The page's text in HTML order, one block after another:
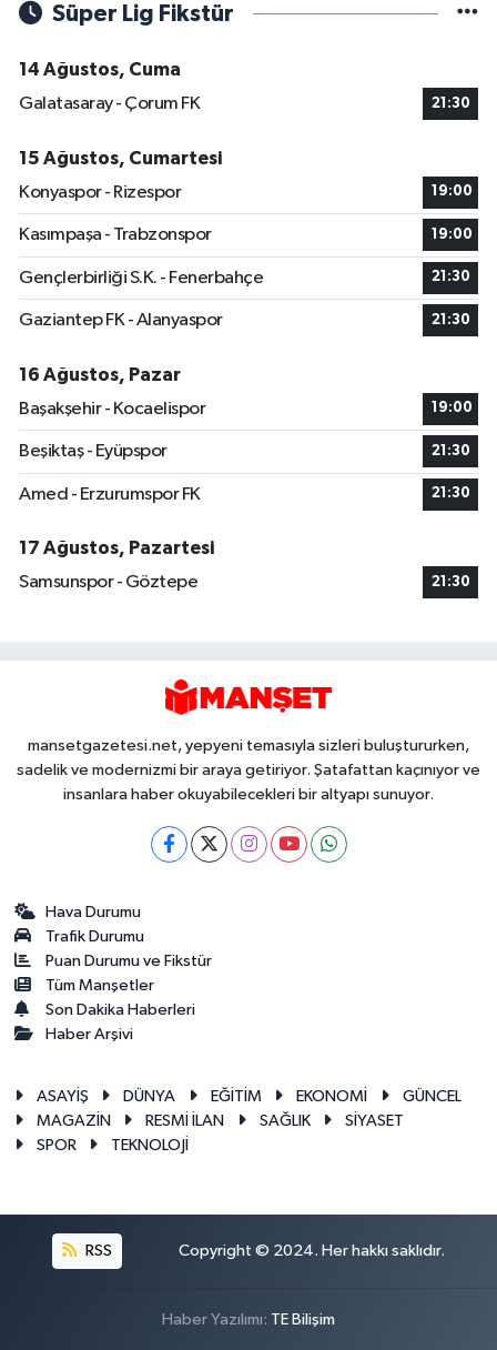
Süper Lig Fikstür
14 Ağustos, Cuma
Galatasaray - Çorum FK
21:30
15 Ağustos, Cumartesi
Konyaspor - Rizespor
19:00
Kasımpaşa - Trabzonspor 19:00
Gençlerbirliği S.K. - Fenerbahçe 21:30
Gaziantep FK - Alanyaspor 21:30
16 Ağustos, Pazar
Başakşehir - Kocaelispor
19:00
Beşiktaş - Eyüpspor 21:30
Amed - Erzurumspor FK 21:30
17 Ağustos, Pazartesi
Samsunspor - Göztepe
21:30
mansetgazetesi.net, yepyeni temasıyla sizleri buluştururken,
sadelik ve modernizmi bir araya getiriyor. Şatafattan kaçınıyor ve
insanlara haber okuyabilecekleri bir altyapı sunuyor.
Hava Durumu
Trafik Durumu
Puan Durumu ve Fikstür
Tüm Manşetler
Son Dakika Haberleri
Haber Arşivi
ASAYİŞ DÜNYA EĞİTİM EKONOMİ
GÜNCEL
MAGAZİN
RESMİ İLAN SAĞLIK
SİYASET
SPOR
TEKNOLOJİ
RSS Copyright © 2024. Her hakkı saklıdır.
Haber Yazılımı: TE Bilişim